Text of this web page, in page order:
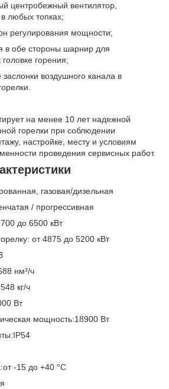
центробежный вентилятор,
любых топках;
регулирования мощности;
в обе стороны шарнир для
горения;
воздушного канала в
на менее 10 лет надежной
горелки при соблюдении
настройке, месту и условиям
проведения сервисных работ.
газовая/дизельная
/ прогрессивная
до 6500 кВт
от 4875 до 5200 кВт
нм³/ч
кг/ч
Вт
мощность:18900 Вт
-15 до +40 °C